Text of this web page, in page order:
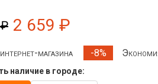
2 659 ₽
магазина -8%
наличие в городе: